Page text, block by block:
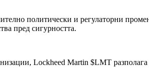
политически и регулаторни
пред сигурността.
Lockheed Martin $LMT